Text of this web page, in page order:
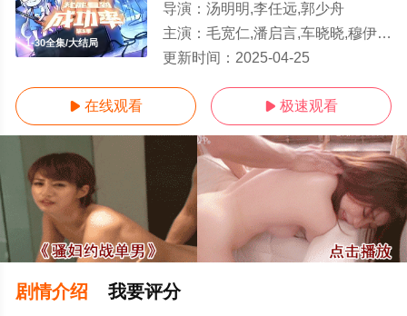
1-30全集/大结局
导演： 汤明明,李任远,郭少舟
主演： 毛宽仁,潘启言,车晓晓,穆伊儿,白浩晨,邹梓越,一乐,爱野
更新时间： 2025-04-25
 在线观看  极速观看
剧情介绍 我要评分